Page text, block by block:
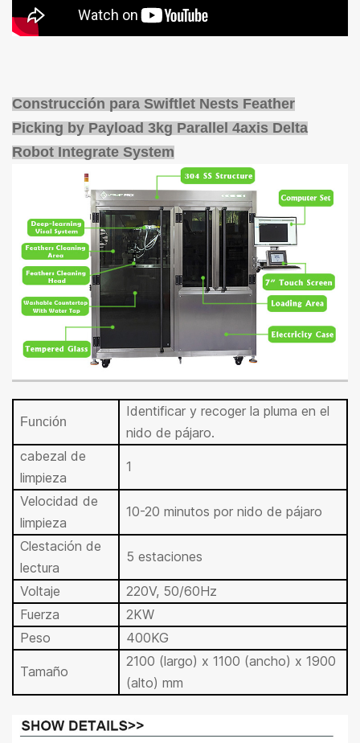
Construcción para Swiftlet Nests Feather
Picking by Payload 3kg Parallel 4axis Delta
Robot Integrate System
Función
Identificar y recoger la pluma en el
nido de pájaro.
cabezal de
limpieza
1
Velocidad de
limpieza
10-20 minutos por nido de pájaro
Clestación de
lectura
5 estaciones
Voltaje
220V, 50/60Hz
Fuerza
2KW
Peso
400KG
Tamaño
2100 (largo) x 1100 (ancho) x 1900
(alto) mm